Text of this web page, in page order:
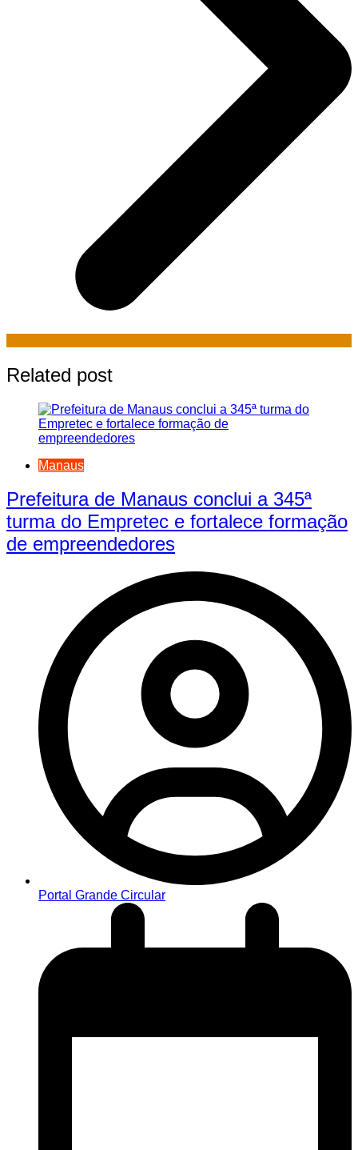
Related post
Manaus
Prefeitura de Manaus conclui a 345ª
turma do Empretec e fortalece formação
de empreendedores
Portal Grande Circular